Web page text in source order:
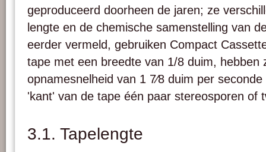
geproduceerd doorheen de jaren; ze
lengte en de chemische samenstelling van
eerder vermeld, gebruiken Compact
tape met een breedte van 1/8 duim, hebben
opnamesnelheid van 1 7⁄8 duim per
'kant' van de tape één paar stereosporen of
3.1. Tapelengte